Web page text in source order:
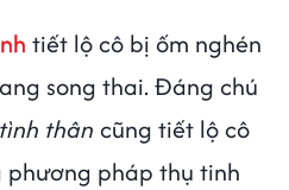
tiết lộ cô bị ốm nghén
song thai. Đáng chú
thân cũng tiết lộ cô
pháp thụ tinh